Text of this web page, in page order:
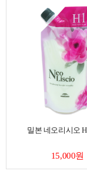
밀본 네오리시오
15,000원